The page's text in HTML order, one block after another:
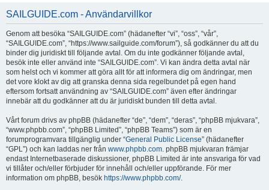
SAILGUIDE.com - Användarvillkor
Genom att besöka “SAILGUIDE.com” (hädanefter “vi”, “oss”, “vår”,
“SAILGUIDE.com”, “https://www.sailguide.com/forum”), så godkänner du att du
binder dig juridiskt till följande avtal. Om du inte godkänner följande avtal,
besök inte eller använd inte “SAILGUIDE.com”. Vi kan ändra detta avtal när
som helst och vi kommer att göra allt för att informera dig om ändringar, men
det vore klokt av dig att granska denna sida regelbundet på egen hand
eftersom fortsatt användning av “SAILGUIDE.com” även efter ändringar
innebär att du godkänner att du är juridiskt bunden till detta avtal.
Vårt forum drivs av phpBB (hädanefter “de”, “dem”, “deras”, “phpBB mjukvara”,
“www.phpbb.com”, “phpBB Limited”, “phpBB Teams”) som är en
forumprogramvara tillgänglig under “General Public License” (hädanefter
“GPL”) och kan laddas ner från www.phpbb.com. phpBB mjukvaran främjar
endast Internetbaserade diskussioner, phpBB Limited är inte ansvariga för vad
vi tillåter och/eller förbjuder för innehåll och/eller uppförande. För mer
information om phpBB, besök https://www.phpbb.com/.